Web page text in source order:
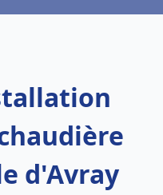
d'Avray